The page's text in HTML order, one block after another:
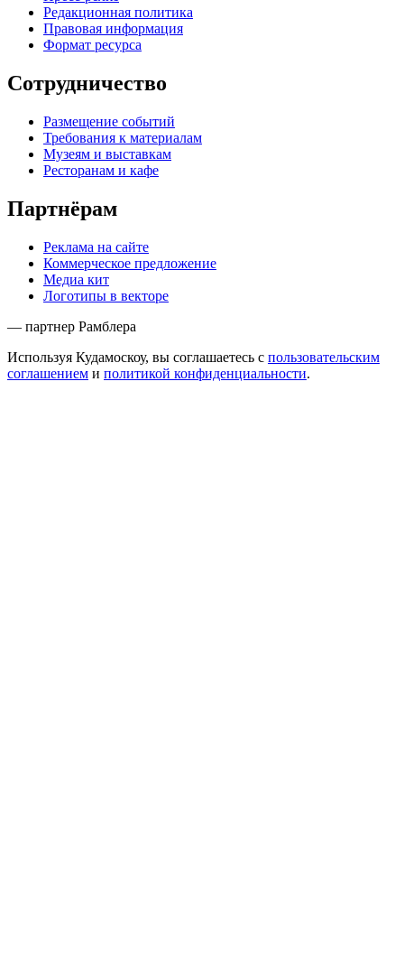
Редакционная политика
Правовая информация
Формат ресурса
Сотрудничество
Размещение событий
Требования к материалам
Музеям и выставкам
Ресторанам и кафе
Партнёрам
Реклама на сайте
Коммерческое предложение
Медиа кит
Логотипы в векторе
— партнер Рамблера
Используя Кудамоскоу, вы соглашаетесь с пользовательским
соглашением и политикой конфиденциальности.